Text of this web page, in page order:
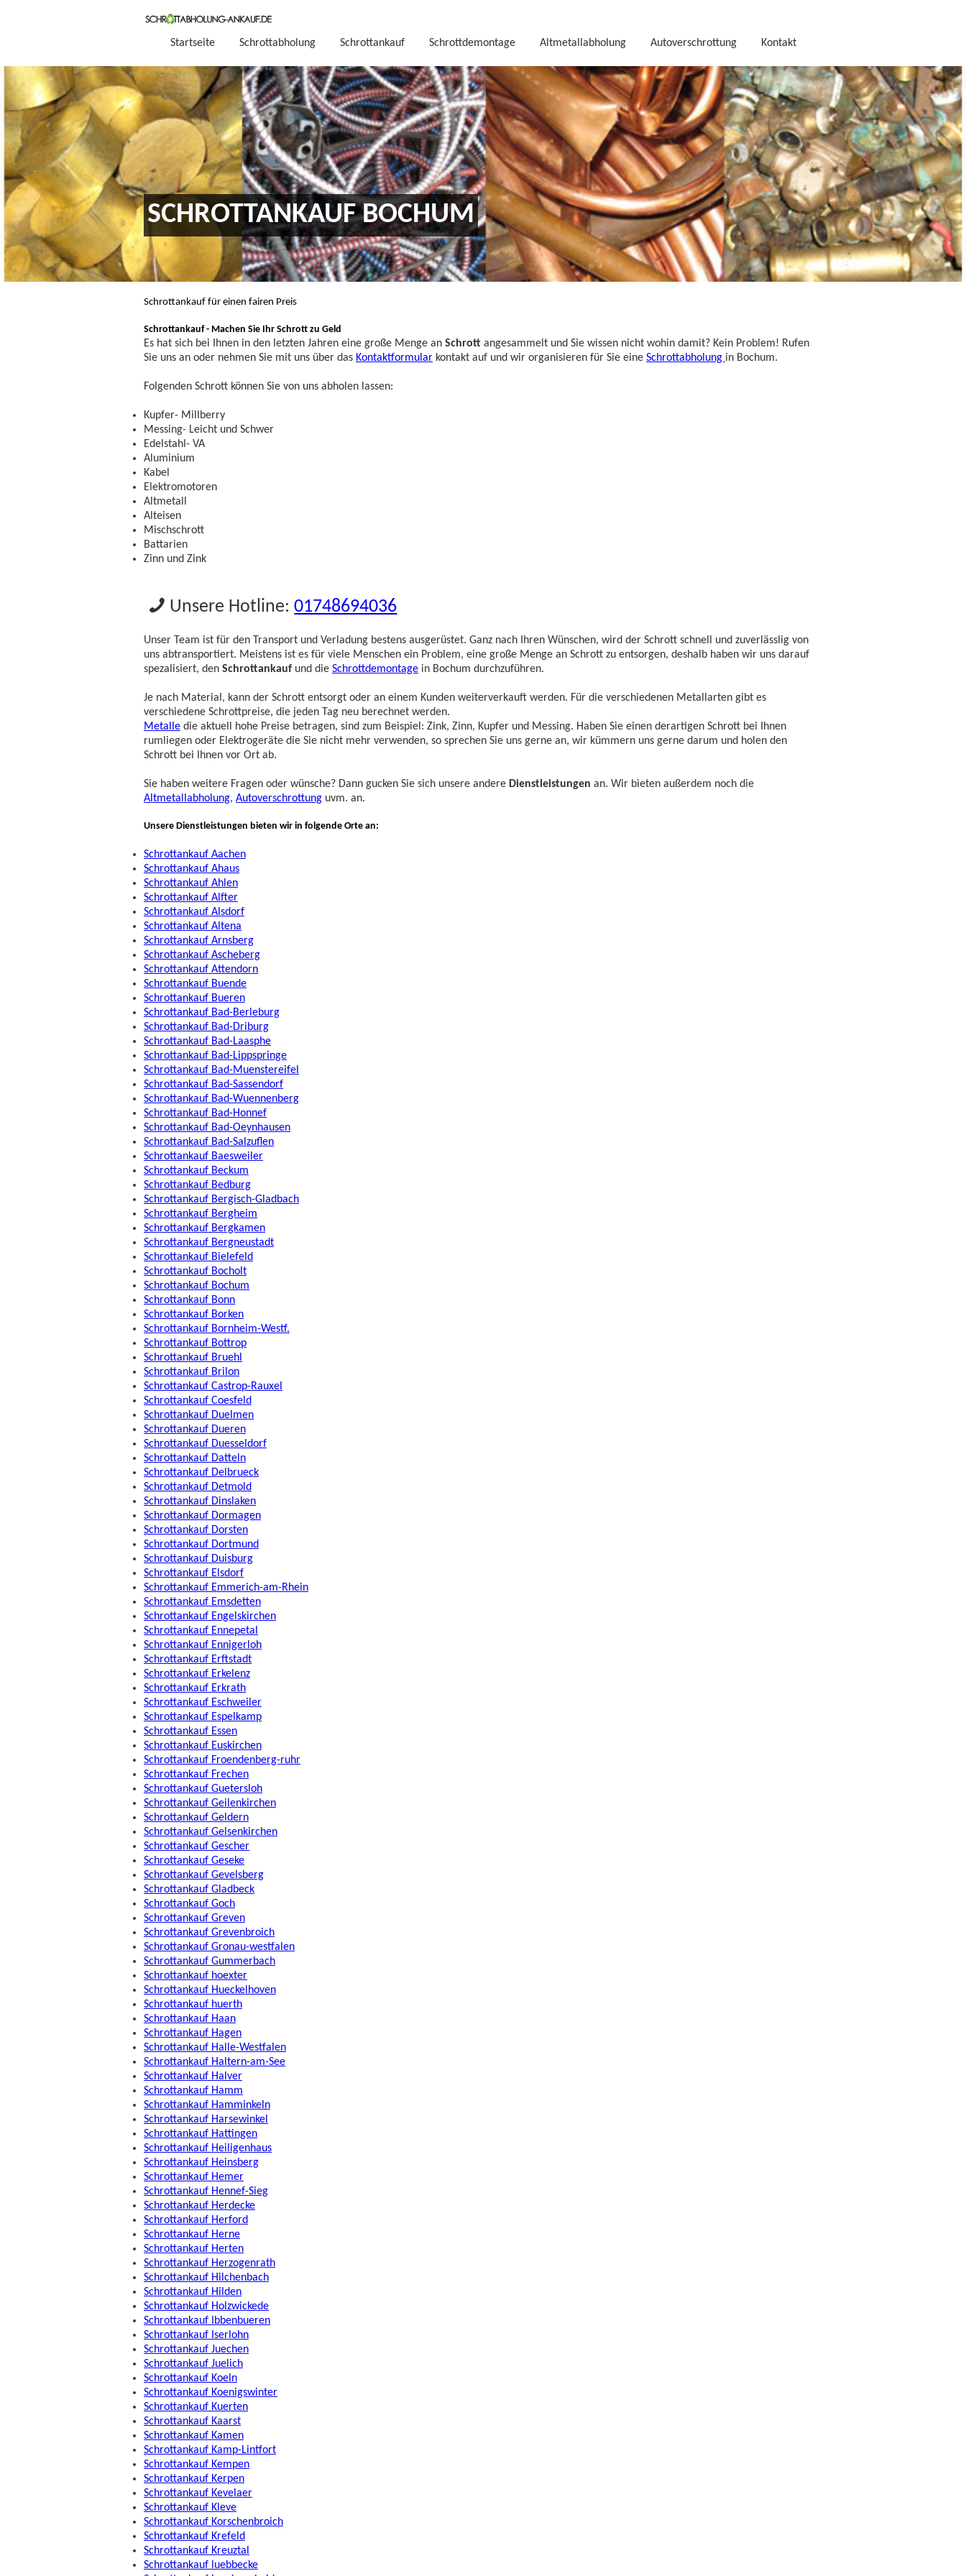
Startseite Schrottabholung Schrottankauf Schrottdemontage Altmetallabholung Autoverschrottung Kontakt
SCHROTTANKAUF BOCHUM
Schrottankauf für einen fairen Preis
Schrottankauf - Machen Sie Ihr Schrott zu Geld
Es hat sich bei Ihnen in den letzten Jahren eine große Menge an Schrott angesammelt und Sie wissen nicht wohin damit? Kein Problem! Rufen
Sie uns an oder nehmen Sie mit uns über das Kontaktformular kontakt auf und wir organisieren für Sie eine Schrottabholung in Bochum.
Folgenden Schrott können Sie von uns abholen lassen:
Kupfer- Millberry
Messing- Leicht und Schwer
Edelstahl- VA
Aluminium
Kabel
Elektromotoren
Altmetall
Alteisen
Mischschrott
Battarien
Zinn und Zink
Unsere Hotline:01748694036
Unser Team ist für den Transport und Verladung bestens ausgerüstet. Ganz nach Ihren Wünschen, wird der Schrott schnell und zuverlässlig von
uns abtransportiert. Meistens ist es für viele Menschen ein Problem, eine große Menge an Schrott zu entsorgen, deshalb haben wir uns darauf
spezalisiert, den Schrottankauf und die Schrottdemontage in Bochum durchzuführen.
Je nach Material, kann der Schrott entsorgt oder an einem Kunden weiterverkauft werden. Für die verschiedenen Metallarten gibt es
verschiedene Schrottpreise, die jeden Tag neu berechnet werden.
Metalle die aktuell hohe Preise betragen, sind zum Beispiel: Zink, Zinn, Kupfer und Messing. Haben Sie einen derartigen Schrott bei Ihnen
rumliegen oder Elektrogeräte die Sie nicht mehr verwenden, so sprechen Sie uns gerne an, wir kümmern uns gerne darum und holen den
Schrott bei Ihnen vor Ort ab.
Sie haben weitere Fragen oder wünsche? Dann gucken Sie sich unsere andere Dienstleistungen an. Wir bieten außerdem noch die
Altmetallabholung, Autoverschrottung uvm. an.
Unsere Dienstleistungen bieten wir in folgende Orte an:
Schrottankauf Aachen
Schrottankauf Ahaus
Schrottankauf Ahlen
Schrottankauf Alfter
Schrottankauf Alsdorf
Schrottankauf Altena
Schrottankauf Arnsberg
Schrottankauf Ascheberg
Schrottankauf Attendorn
Schrottankauf Buende
Schrottankauf Bueren
Schrottankauf Bad-Berleburg
Schrottankauf Bad-Driburg
Schrottankauf Bad-Laasphe
Schrottankauf Bad-Lippspringe
Schrottankauf Bad-Muenstereifel
Schrottankauf Bad-Sassendorf
Schrottankauf Bad-Wuennenberg
Schrottankauf Bad-Honnef
Schrottankauf Bad-Oeynhausen
Schrottankauf Bad-Salzuflen
Schrottankauf Baesweiler
Schrottankauf Beckum
Schrottankauf Bedburg
Schrottankauf Bergisch-Gladbach
Schrottankauf Bergheim
Schrottankauf Bergkamen
Schrottankauf Bergneustadt
Schrottankauf Bielefeld
Schrottankauf Bocholt
Schrottankauf Bochum
Schrottankauf Bonn
Schrottankauf Borken
Schrottankauf Bornheim-Westf.
Schrottankauf Bottrop
Schrottankauf Bruehl
Schrottankauf Brilon
Schrottankauf Castrop-Rauxel
Schrottankauf Coesfeld
Schrottankauf Duelmen
Schrottankauf Dueren
Schrottankauf Duesseldorf
Schrottankauf Datteln
Schrottankauf Delbrueck
Schrottankauf Detmold
Schrottankauf Dinslaken
Schrottankauf Dormagen
Schrottankauf Dorsten
Schrottankauf Dortmund
Schrottankauf Duisburg
Schrottankauf Elsdorf
Schrottankauf Emmerich-am-Rhein
Schrottankauf Emsdetten
Schrottankauf Engelskirchen
Schrottankauf Ennepetal
Schrottankauf Ennigerloh
Schrottankauf Erftstadt
Schrottankauf Erkelenz
Schrottankauf Erkrath
Schrottankauf Eschweiler
Schrottankauf Espelkamp
Schrottankauf Essen
Schrottankauf Euskirchen
Schrottankauf Froendenberg-ruhr
Schrottankauf Frechen
Schrottankauf Guetersloh
Schrottankauf Geilenkirchen
Schrottankauf Geldern
Schrottankauf Gelsenkirchen
Schrottankauf Gescher
Schrottankauf Geseke
Schrottankauf Gevelsberg
Schrottankauf Gladbeck
Schrottankauf Goch
Schrottankauf Greven
Schrottankauf Grevenbroich
Schrottankauf Gronau-westfalen
Schrottankauf Gummerbach
Schrottankauf hoexter
Schrottankauf Hueckelhoven
Schrottankauf huerth
Schrottankauf Haan
Schrottankauf Hagen
Schrottankauf Halle-Westfalen
Schrottankauf Haltern-am-See
Schrottankauf Halver
Schrottankauf Hamm
Schrottankauf Hamminkeln
Schrottankauf Harsewinkel
Schrottankauf Hattingen
Schrottankauf Heiligenhaus
Schrottankauf Heinsberg
Schrottankauf Hemer
Schrottankauf Hennef-Sieg
Schrottankauf Herdecke
Schrottankauf Herford
Schrottankauf Herne
Schrottankauf Herten
Schrottankauf Herzogenrath
Schrottankauf Hilchenbach
Schrottankauf Hilden
Schrottankauf Holzwickede
Schrottankauf Ibbenbueren
Schrottankauf Iserlohn
Schrottankauf Juechen
Schrottankauf Juelich
Schrottankauf Koeln
Schrottankauf Koenigswinter
Schrottankauf Kuerten
Schrottankauf Kaarst
Schrottankauf Kamen
Schrottankauf Kamp-Lintfort
Schrottankauf Kempen
Schrottankauf Kerpen
Schrottankauf Kevelaer
Schrottankauf Kleve
Schrottankauf Korschenbroich
Schrottankauf Krefeld
Schrottankauf Kreuztal
Schrottankauf luebbecke